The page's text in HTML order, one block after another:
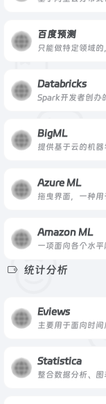
百度预测
只能做特定领域
Databricks
Spark开发者创办
BigML
提供基于云的机
Azure ML
拖曳界面，一种
Amazon ML
统计分析
Eviews
主要用于面向时
Statistica